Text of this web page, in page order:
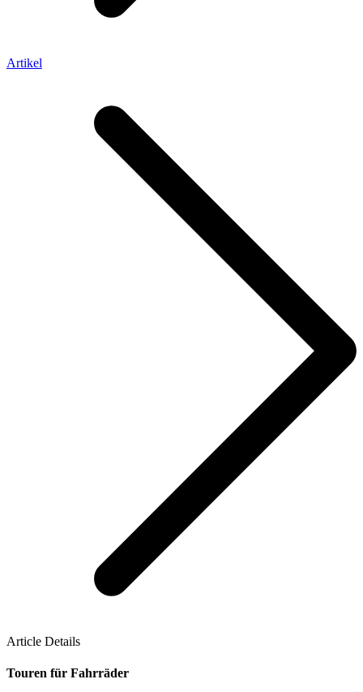
Artikel
Article Details
Touren für Fahrräder